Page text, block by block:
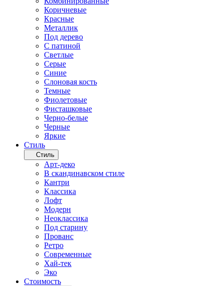
Коричневые
Красные
Металлик
Под дерево
С патиной
Светлые
Серые
Синие
Слоновая кость
Темные
Фиолетовые
Фисташковые
Черно-белые
Черные
Яркие
Стиль
Стиль
Арт-деко
В скандинавском стиле
Кантри
Классика
Лофт
Модерн
Неоклассика
Под старину
Прованс
Ретро
Современные
Хай-тек
Эко
Стоимость